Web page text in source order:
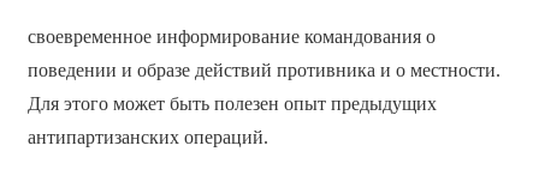
своевременное информирование командования о
поведении и образе действий противника и о местности.
Для этого может быть полезен опыт предыдущих
антипартизанских операций.